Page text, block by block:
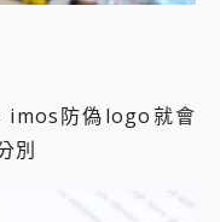
imos防偽logo就會
別